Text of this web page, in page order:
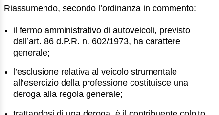
Riassumendo, secondo l’ordinanza in commento:
il fermo amministrativo di autoveicoli, previsto
dall’art. 86 d.P.R. n. 602/1973, ha carattere
generale;
l’esclusione relativa al veicolo strumentale
all’esercizio della professione costituisce una
deroga alla regola generale;